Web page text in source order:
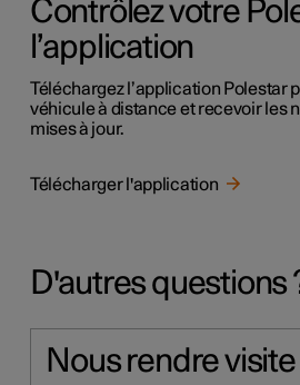
Contrôlez votre
l’application
Téléchargez l’application Polestar
véhicule à distance et recevoir les
mises à jour.
Télécharger l'application
D'autres questions
Nous rendre visite